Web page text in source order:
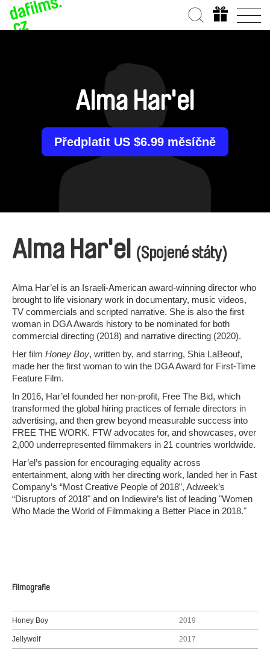
Alma Har'el
Předplatit US $6.99 měsíčně
Alma Har'el (Spojené státy)
Alma Har’el is an Israeli-American award-winning director who
brought to life visionary work in documentary, music videos,
TV commercials and scripted narrative. She is also the first
woman in DGA Awards history to be nominated for both
commercial directing (2018) and narrative directing (2020).
Her film Honey Boy, written by, and starring, Shia LaBeouf,
made her the first woman to win the DGA Award for First-Time
Feature Film.
In 2016, Har’el founded her non-profit, Free The Bid, which
transformed the global hiring practices of female directors in
advertising, and then grew beyond measurable success into
FREE THE WORK. FTW advocates for, and showcases, over
2,000 underrepresented filmmakers in 21 countries worldwide.
Har’el’s passion for encouraging equality across
entertainment, along with her directing work, landed her in Fast
Company’s “Most Creative People of 2018”, Adweek’s
“Disruptors of 2018" and on Indiewire’s list of leading "Women
Who Made the World of Filmmaking a Better Place in 2018."
Filmografie
Honey Boy 2019
Jellywolf 2017